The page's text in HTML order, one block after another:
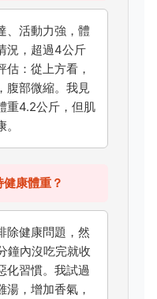
、活動力強，體
況，超過4公斤
：從上方看，
腹部微縮。我見
重4.2公斤，但肌
康體重？
除健康問題，然
鐘內沒吃完就收
化習慣。我試過
，增加香氣，